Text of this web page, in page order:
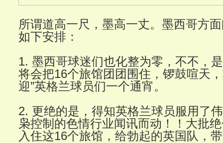
所谓道高一尺，墨高一丈。墨西哥方
如下安排：
1. 墨西哥球迷们也化整为零，不不，
将会把16个旅馆团团围住，锣鼓喧天
迎”英格兰球员们一个通宵。
2. 更绝的是，得知英格兰球员服用了
枭控制的色情行业闻讯而动！！大批
入住这16个旅馆，给勃起的英国队，